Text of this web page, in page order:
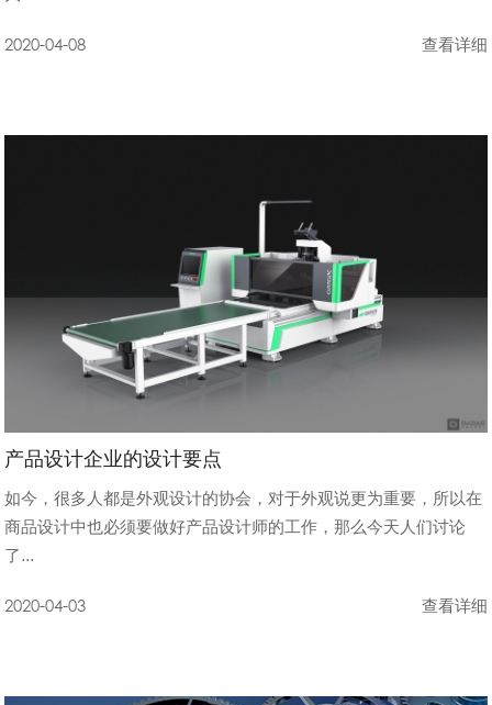
查看详细
2020-04-08
产品设计企业的设计要点
如今，很多人都是外观设计的协会，对于外观说更为重要，所以在
商品设计中也必须要做好产品设计师的工作，那么今天人们讨论
了...
查看详细
2020-04-03